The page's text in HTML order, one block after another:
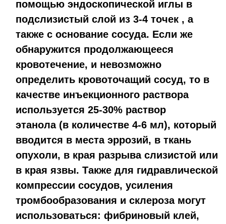
помощью эндоскопической иглы в
подслизистый слой из 3-4 точек , а
также с основание сосуда. Если же
обнаружится продолжающееся
кровотечение, и невозможно
определить кровоточащий сосуд, то в
качестве инъекционного раствора
используется 25-30% раствор
этанола (в количестве 4-6 мл), который
вводится в места эррозий, в ткань
опухоли, в края разрыва слизистой или
в края язвы. Также для гидравлической
компрессии сосудов, усиления
тромбообразования и склероза могут
использоваться: фибриновый клей,